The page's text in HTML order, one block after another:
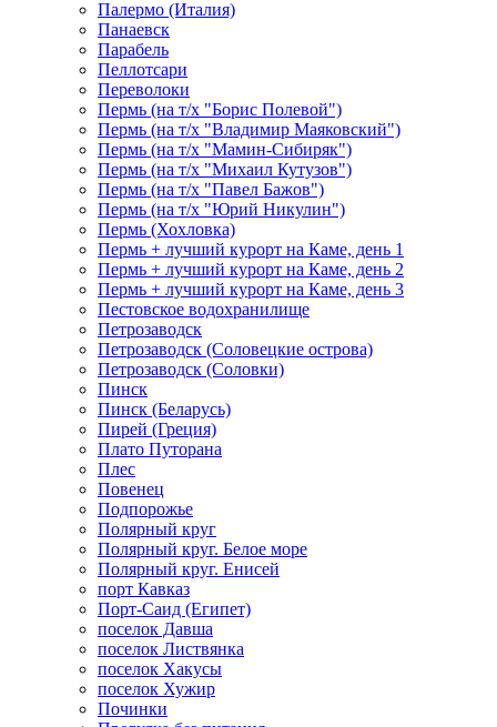
Палермо (Италия)
Панаевск
Парабель
Пеллотсари
Переволоки
Пермь (на т/х "Борис Полевой")
Пермь (на т/х "Владимир Маяковский")
Пермь (на т/х "Мамин-Сибиряк")
Пермь (на т/х "Михаил Кутузов")
Пермь (на т/х "Павел Бажов")
Пермь (на т/х "Юрий Никулин")
Пермь (Хохловка)
Пермь + лучший курорт на Каме, день 1
Пермь + лучший курорт на Каме, день 2
Пермь + лучший курорт на Каме, день 3
Пестовское водохранилище
Петрозаводск
Петрозаводск (Соловецкие острова)
Петрозаводск (Соловки)
Пинск
Пинск (Беларусь)
Пирей (Греция)
Плато Путорана
Плес
Повенец
Подпорожье
Полярный круг
Полярный круг. Белое море
Полярный круг. Енисей
порт Кавказ
Порт-Саид (Египет)
поселок Давша
поселок Листвянка
поселок Хакусы
поселок Хужир
Починки